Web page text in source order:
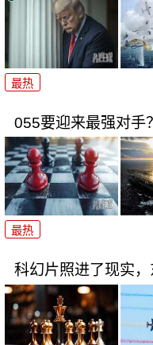
最热
055要迎来最强对手
最热
科幻片照进了现实，